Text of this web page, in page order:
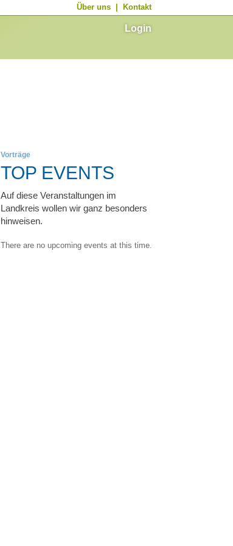
Über uns| Kontakt
Login
Vorträge
TOP EVENTS
Auf diese Veranstaltungen im
Landkreis wollen wir ganz besonders
hinweisen.
There are no upcoming events at this time.